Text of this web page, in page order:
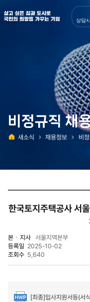
살고 싶은 집과 도시로 국민의 희망을 가꾸는 기업 | 한국토지주택
상담
비정규직 채
새소식 채용정보 비
한국토지주택공사 서
본ㆍ지사 서울지역본부
등록일 2025-10-02
조회수 5,640
첨부파일
[최종]입사지원서등(서